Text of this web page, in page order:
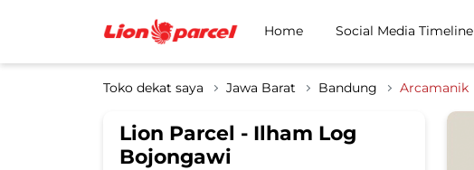
Home Social Media Timeline
Toko dekat saya Jawa Barat Bandung Arcamanik
Lion Parcel - Ilham Log
Bojongawi